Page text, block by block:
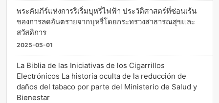
พระคัมภีร์แห่งการริเริ่มบุหรี่ไฟฟ้า ประวัติศาสตร์ที่ซ่อนเร้น
ของการลดอันตรายจากบุหรี่โดยกระทรวงสาธารณสุขและ
สวัสดิการ
2025-05-01
La Biblia de las Iniciativas de los Cigarrillos
Electrónicos La historia oculta de la reducción de
daños del tabaco por parte del Ministerio de Salud y
Bienestar